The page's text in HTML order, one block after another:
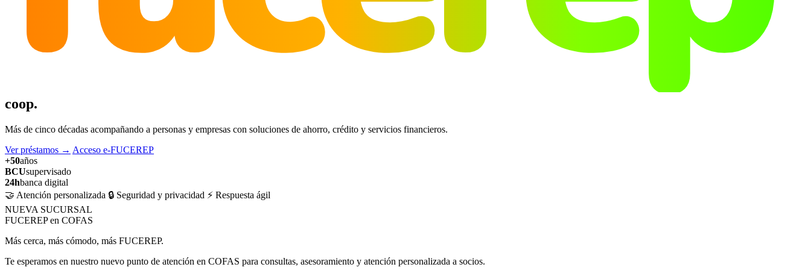
coop.
Más de cinco décadas acompañando a personas y empresas con soluciones de ahorro, crédito y servicios financieros.
Ver préstamos → Acceso e-FUCEREP
+50años
BCUsupervisado
24hbanca digital
🤝 Atención personalizada 🔒 Seguridad y privacidad ⚡ Respuesta ágil
NUEVA SUCURSAL
FUCEREP en COFAS
Más cerca, más cómodo, más FUCEREP.
Te esperamos en nuestro nuevo punto de atención en COFAS para consultas, asesoramiento y atención personalizada a socios.